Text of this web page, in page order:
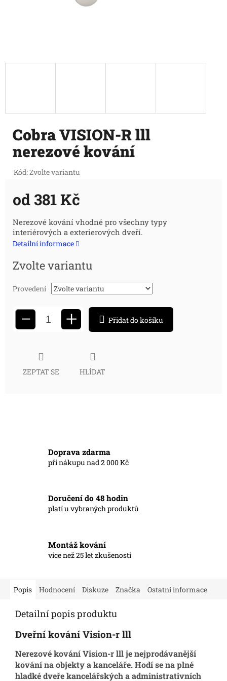
Cobra VISION-R lll
nerezové kování
Kód:Zvolte variantu
od381 Kč
Měrná
cena:
Nerezové kování vhodné pro všechny typy
interiérových a exterierových dveří.
Detailní informace
Zvolte variantu
Provedení
− + Přidat do košíku
ZEPTAT SE HLÍDAT
Doprava zdarma
při nákupu nad 2 000 Kč
Doručení do 48 hodin
platí u vybraných produktů
Montáž kování
více než 25 let zkušeností
Popis Hodnocení Diskuze Značka Ostatní informace
Detailní popis produktu
Dveřní kování Vision-r lll
Nerezové kování Vision-r lll je nejprodávanější
kování na objekty a kanceláře. Hodí se na plné
hladké dveře kancelářských a administrativních